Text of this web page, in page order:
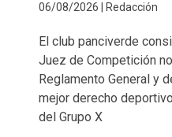
06/08/2026 | Redacción
El club panciverde
Juez de Competición
Reglamento General y
mejor derecho
del Grupo X